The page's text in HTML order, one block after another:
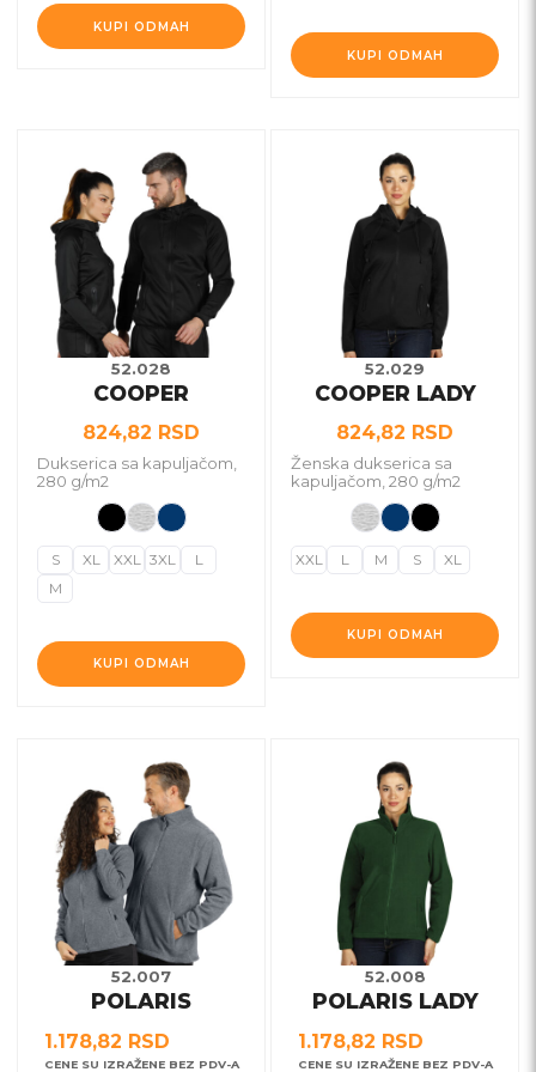
KUPI ODMAH
KUPI ODMAH
52.028
COOPER
824,82 RSD
Dukserica sa kapuljačom,
280 g/m2
KUPI ODMAH
proizvod
ima
više
varijanti.
Opcije
mogu
biti
izabrane
proizvoda.
S XL XXL 3XL
L
M
52.029
COOPER LADY
824,82 RSD
Ženska dukserica sa
kapuljačom, 280 g/m2
KUPI ODMAH
varijanti.
Opcije
mogu
izabrane
proizvoda.
XXL L M S XL
52.007
POLARIS
1.178,82 RSD
CENE SU IZRAŽENE BEZ PDV-A
proizvod
ima
više
varijanti.
Opcije
mogu
biti
izabrane
na
stranici
52.008
POLARIS LADY
1.178,82 RSD
CENE SU IZRAŽENE BEZ PDV-A
varijanti.
Opcije
mogu
izabrane
na
stranici